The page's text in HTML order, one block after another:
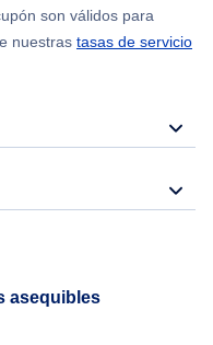
son válidos para
nuestras tasas de servicio
asequibles